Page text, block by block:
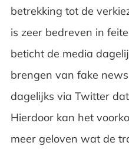
betrekking tot de
is zeer bedreven in
beticht de media
brengen van fake
dagelijks via Twitter
Hierdoor kan het
meer geloven wat de